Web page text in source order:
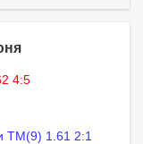
4:5
ТМ(9) 1.61 2:1